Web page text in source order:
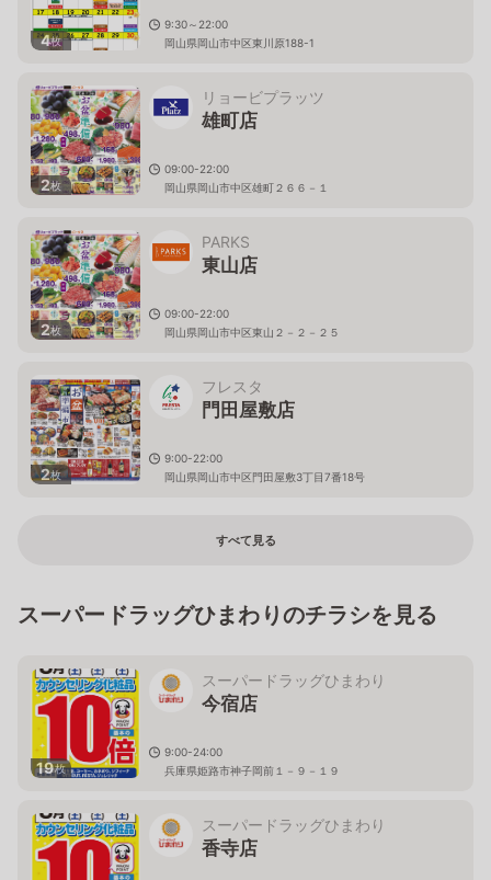
4枚
9:30～22:00
岡山県岡山市中区東川原188-1
2枚
リョービプラッツ
雄町店
09:00-22:00
岡山県岡山市中区雄町２６６－１
2枚
PARKS
東山店
09:00-22:00
岡山県岡山市中区東山２－２－２５
2枚
フレスタ
門田屋敷店
9:00-22:00
岡山県岡山市中区門田屋敷3丁目7番18号
すべて見る
スーパードラッグひまわりのチラシを見る
19枚
スーパードラッグひまわり
今宿店
9:00-24:00
兵庫県姫路市神子岡前１－９－１９
スーパードラッグひまわり
香寺店